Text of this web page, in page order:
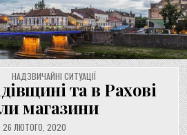
INНАДЗВИЧАЙНІ СИТУАЦІЇ
та в Рахові
магазини
26 ЛЮТОГО, 2020